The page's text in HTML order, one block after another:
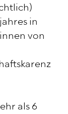
in
von
als 6